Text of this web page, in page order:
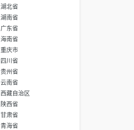
湖北省
湖南省
广东省
海南省
重庆市
四川省
贵州省
云南省
西藏自治区
陕西省
甘肃省
青海省